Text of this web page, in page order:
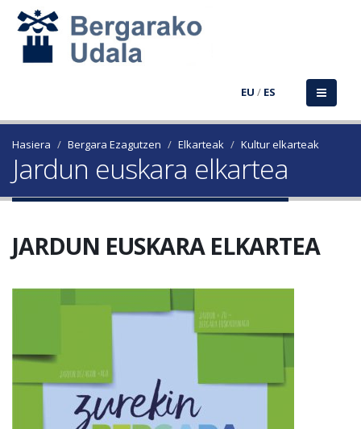
EU / ES
Hasiera Bergara Ezagutzen Elkarteak Kultur elkarteak
Jardun euskara elkartea
JARDUN EUSKARA ELKARTEA